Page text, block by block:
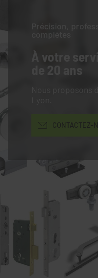
Précision,
complètes
À votre
de 20 ans
Nous proposons
CONTACTEZ-